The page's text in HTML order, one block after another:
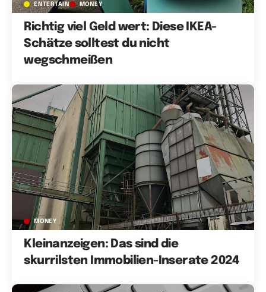
ENTERTAIN MONEY
Richtig viel Geld wert: Diese IKEA-
Schätze solltest du nicht
wegschmeißen
MONEY
Kleinanzeigen: Das sind die
skurrilsten Immobilien-Inserate 2024